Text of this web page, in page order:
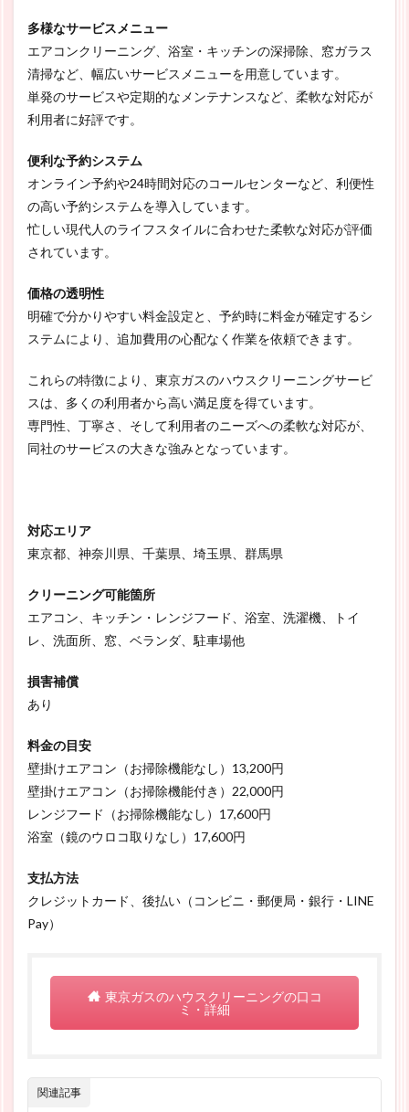
多様なサービスメニュー
エアコンクリーニング、浴室・キッチンの深掃除、窓ガラス
清掃など、幅広いサービスメニューを用意しています。
単発のサービスや定期的なメンテナンスなど、柔軟な対応が
利用者に好評です。
便利な予約システム
オンライン予約や24時間対応のコールセンターなど、利便性
の高い予約システムを導入しています。
忙しい現代人のライフスタイルに合わせた柔軟な対応が評価
されています。
価格の透明性
明確で分かりやすい料金設定と、予約時に料金が確定するシ
ステムにより、追加費用の心配なく作業を依頼できます。
これらの特徴により、東京ガスのハウスクリーニングサービ
スは、多くの利用者から高い満足度を得ています。
専門性、丁寧さ、そして利用者のニーズへの柔軟な対応が、
同社のサービスの大きな強みとなっています。
対応エリア
東京都、神奈川県、千葉県、埼玉県、群馬県
クリーニング可能箇所
エアコン、キッチン・レンジフード、浴室、洗濯機、トイ
レ、洗面所、窓、ベランダ、駐車場他
損害補償
あり
料金の目安
壁掛けエアコン（お掃除機能なし）13,200円
壁掛けエアコン（お掃除機能付き）22,000円
レンジフード（お掃除機能なし）17,600円
浴室（鏡のウロコ取りなし）17,600円
支払方法
クレジットカード、後払い（コンビニ・郵便局・銀行・LINE
Pay）
東京ガスのハウスクリーニングの口コ
ミ・詳細
関連記事